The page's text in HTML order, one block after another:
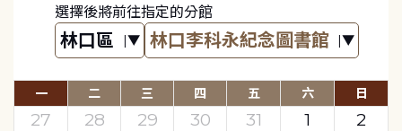
選擇後將前往指定的分館
一 二 三 四 五 六 日
27 28 29 30 31 1
2